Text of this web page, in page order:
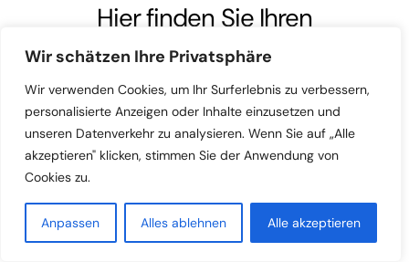
Wir schätzen Ihre Privatsphäre
Wir verwenden Cookies, um Ihr Surferlebnis zu verbessern,
personalisierte Anzeigen oder Inhalte einzusetzen und
unseren Datenverkehr zu analysieren. Wenn Sie auf „Alle
akzeptieren" klicken, stimmen Sie der Anwendung von
Cookies zu.
Anpassen Alles ablehnen Alle akzeptieren
Hier finden Sie Ihren
Anwalt für Arbeitsrecht
Fachanwalt
für Arbeitsrecht